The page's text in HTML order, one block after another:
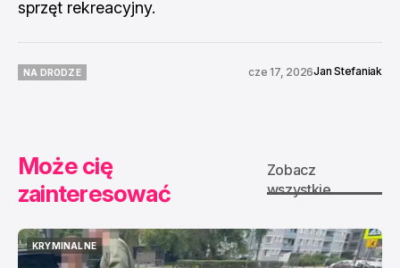
sprzęt rekreacyjny.
NA DRODZE
cze 17, 2026Jan Stefaniak
Może cię
zainteresować
Zobacz
wszystkie
KRYMINALNE
KRYMINALNE